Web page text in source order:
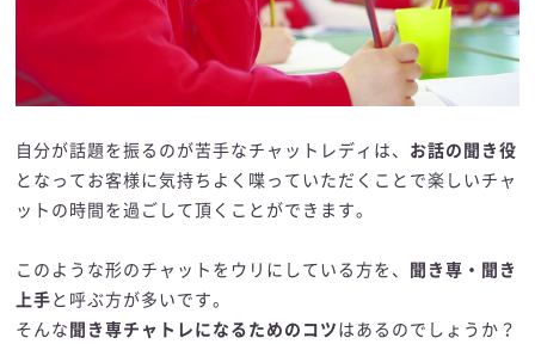
自分が話題を振るのが苦手なチャットレディは、 お話の聞き役
となってお客様に気持ちよく喋っていただくことで楽しいチャ
ットの時間を過ごして頂くことができます。
このような形のチャットをウリにしている方を、
聞き専・聞き
上手 と呼ぶ方が多いです。
そんな 聞き専チャトレになるためのコツ はあるのでしょうか？